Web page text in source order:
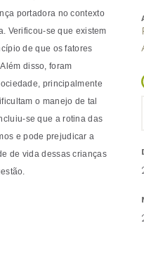
portadora no contexto
Verificou-se que existem
de que os fatores
disso, foram
principalmente
o manejo de tal
se que a rotina das
e pode prejudicar a
de vida dessas crianças